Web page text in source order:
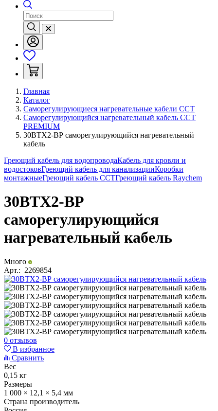
Главная
Каталог
Саморегулирующиеся нагревательные кабели ССТ
Саморегулирующийся нагревательный кабель ССТ
PREMIUM
30ВТХ2-ВР саморегулирующийся нагревательный
кабель
Греющий кабель для водопроводаКабель для кровли и
водостоковГреющий кабель для канализацииКоробки
монтажныеГреющий кабель ССТГреющий кабель Raychem
30ВТХ2-ВР
саморегулирующийся
нагревательный кабель
Много
Арт.: 2269854
0 отзывов
В избранное
Сравнить
Вес
0,15 кг
Размеры
1 000 × 12,1 × 5,4 мм
Страна производитель